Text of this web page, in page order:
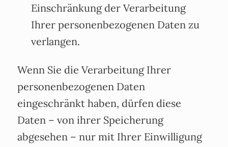
Einschränkung der Verarbeitung
Ihrer personenbezogenen Daten zu
verlangen.
Wenn Sie die Verarbeitung Ihrer
personenbezogenen Daten
eingeschränkt haben, dürfen diese
Daten – von ihrer Speicherung
abgesehen – nur mit Ihrer Einwilligung